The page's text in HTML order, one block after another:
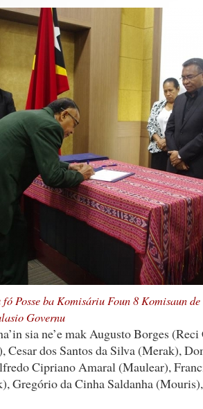
Posse ba Komisáriu Foun 8 Komisaun
Governu
sia ne’e mak Augusto Borges
Cesar dos Santos da Silva (Merak),
Cipriano Amaral (Maulear),
Gregório da Cinha Saldanha